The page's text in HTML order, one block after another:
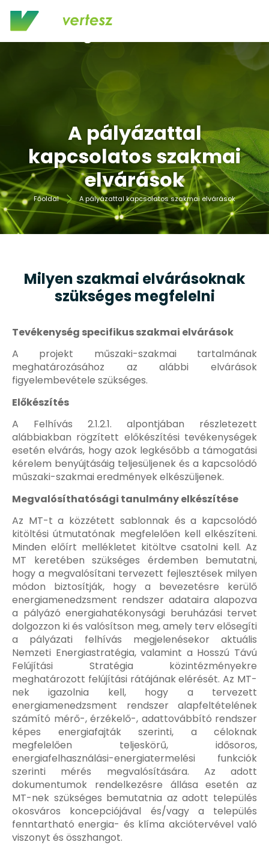
A pályázattal
kapcsolatos szakmai
elvárások
Főoldal A pályázattal kapcsolatos szakmai elvárások
Milyen szakmai elvárásoknak
szükséges megfelelni
Tevékenység specifikus szakmai elvárások
A projekt műszaki-szakmai tartalmának
meghatározásához az alábbi elvárások
figyelembevétele szükséges.
Előkészítés
A Felhívás 2.1.2.1. alpontjában részletezett
alábbiakban rögzített előkészítési tevékenységek
esetén elvárás, hogy azok legkésőbb a támogatási
kérelem benyújtásáig teljesüljenek és a kapcsolódó
műszaki-szakmai eredmények elkészüljenek.
Megvalósíthatósági tanulmány elkészítése
Az MT-t a közzétett sablonnak és a kapcsolódó
kitöltési útmutatónak megfelelően kell elkészíteni.
Minden előírt mellékletet kitöltve csatolni kell. Az
MT keretében szükséges érdemben bemutatni,
hogy a megvalósítani tervezett fejlesztések milyen
módon biztosítják, hogy a bevezetésre kerülő
energiamenedzsment rendszer adataira alapozva
a pályázó energiahatékonysági beruházási tervet
dolgozzon ki és valósítson meg, amely terv elősegíti
a pályázati felhívás megjelenésekor aktuális
Nemzeti Energiastratégia, valamint a Hosszú Távú
Felújítási Stratégia közintézményekre
meghatározott felújítási rátájának elérését. Az MT-
nek igazolnia kell, hogy a tervezett
energiamenedzsment rendszer alapfeltételének
számító mérő-, érzékelő-, adattovábbító rendszer
képes energiafajták szerinti, a céloknak
megfelelően teljeskörű, idősoros,
energiafelhasználási-energiatermelési funkciók
szerinti mérés megvalósítására. Az adott
dokumentumok rendelkezésre állása esetén az
MT-nek szükséges bemutatnia az adott település
okosváros koncepciójával és/vagy a település
fenntartható energia- és klíma akciótervével való
viszonyt és összhangot.